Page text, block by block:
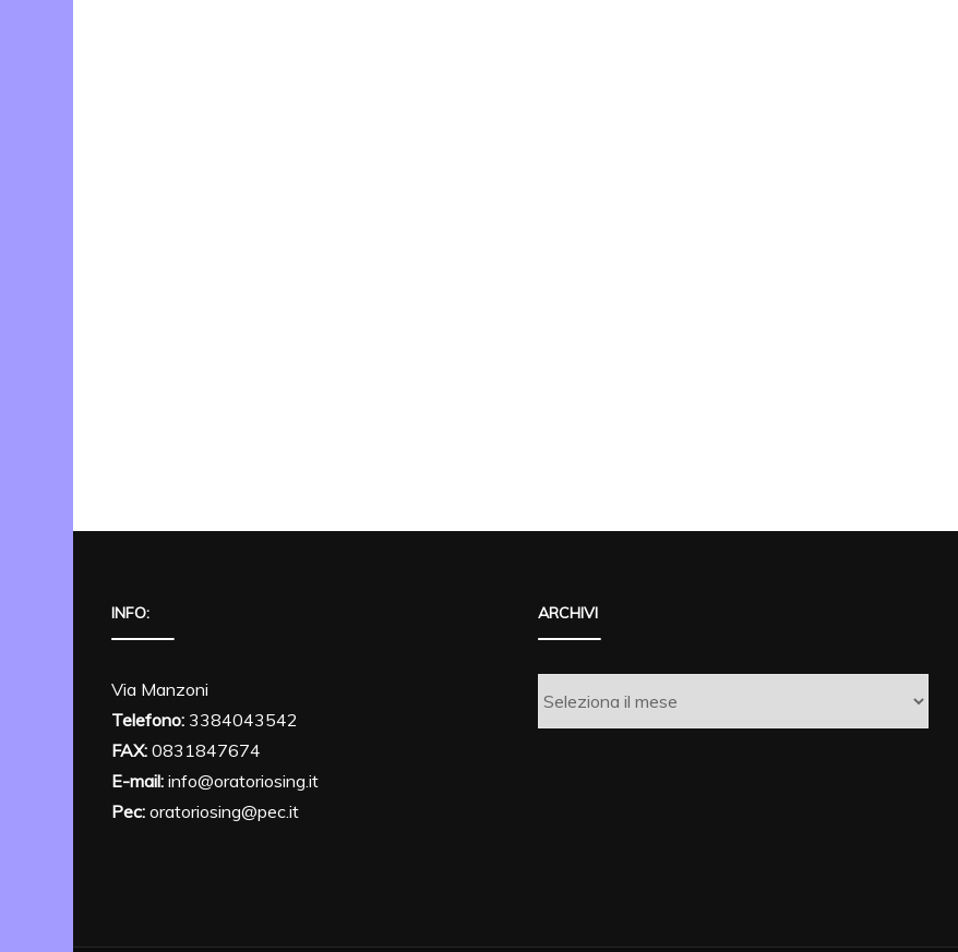
INFO:
Via Manzoni
Telefono: 3384043542
FAX: 0831847674
E-mail: info@oratoriosing.it
Pec: oratoriosing@pec.it
ARCHIVI